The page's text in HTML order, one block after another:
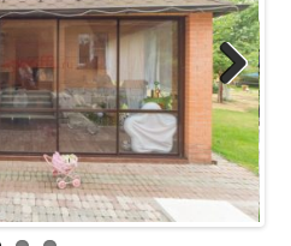
Next